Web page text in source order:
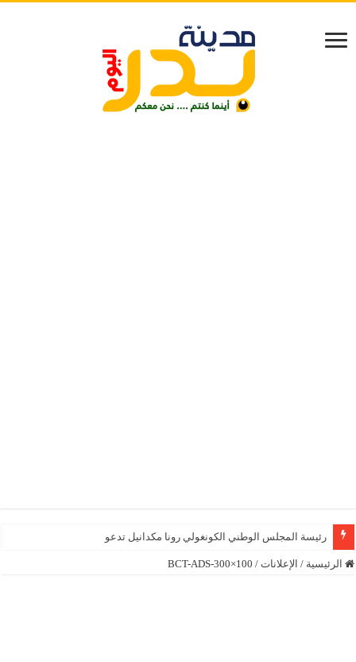
رئيسة المجلس الوطني الكونغولي رونا مكدانيل تدعو إلى التح
الرئيسية / الإعلانات /
BCT-ADS-300×100